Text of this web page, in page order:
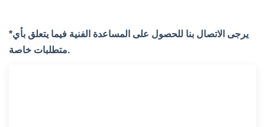
*يرجى الاتصال بنا للحصول على المساعدة الفنية فيما يتعلق بأي
متطلبات خاصة.